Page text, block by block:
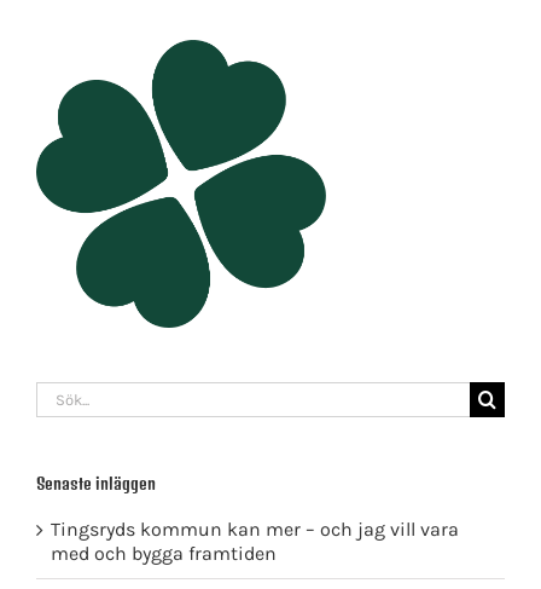
Sök
efter:
Senaste inläggen
Tingsryds kommun kan mer – och jag vill vara
med och bygga framtiden